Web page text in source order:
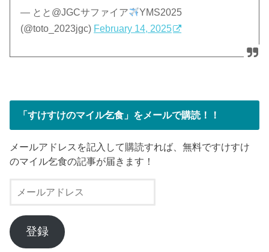
— とと@JGCサファイア
YMS2025
(@toto_2023jgc) February 14, 2025
「すけすけのマイル乞食」をメールで購読！！
メールアドレスを記入して購読すれば、無料ですけすけ
のマイル乞食の記事が届きます！
ー
ア
ド
登録